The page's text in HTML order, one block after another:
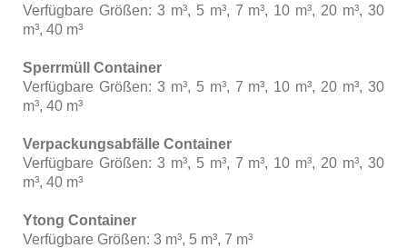
Verfügbare Größen: 3 m³, 5 m³, 7 m³, 10 m³, 20 m³, 30
m³, 40 m³
Sperrmüll Container
Verfügbare Größen: 3 m³, 5 m³, 7 m³, 10 m³, 20 m³, 30
m³, 40 m³
Verpackungsabfälle Container
Verfügbare Größen: 3 m³, 5 m³, 7 m³, 10 m³, 20 m³, 30
m³, 40 m³
Ytong Container
Verfügbare Größen: 3 m³, 5 m³, 7 m³